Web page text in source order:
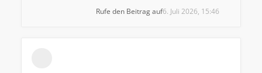
6. Juli 2026, 15:46
Rufe den Beitrag auf